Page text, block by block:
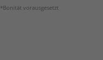
*Bonität vorausgesetzt